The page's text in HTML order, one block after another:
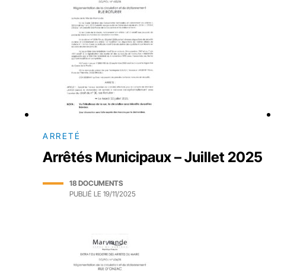
ARRETÉ
Arrêtés Municipaux – Juillet 2025
18 DOCUMENTS
PUBLIÉ LE 19/11/2025